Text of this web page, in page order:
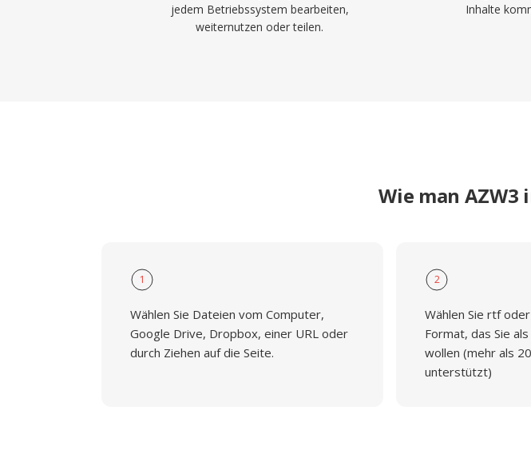
jedem Betriebssystem bearbeiten,
weiternutzen oder teilen.
Inhalte
Wie man
1
Wählen Sie Dateien vom Computer,
Google Drive, Dropbox, einer URL oder
durch Ziehen auf die Seite.
2
Wählen Sie rtf
Format, das Sie
wollen (mehr als
unterstützt)